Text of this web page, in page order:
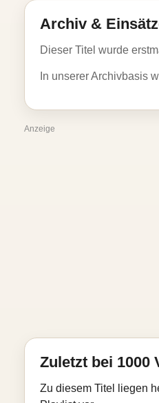
Archiv &
Dieser Titel wurde
In unserer Archivbasis
Anzeige
Zuletzt bei 1000
Zu diesem Titel liegen